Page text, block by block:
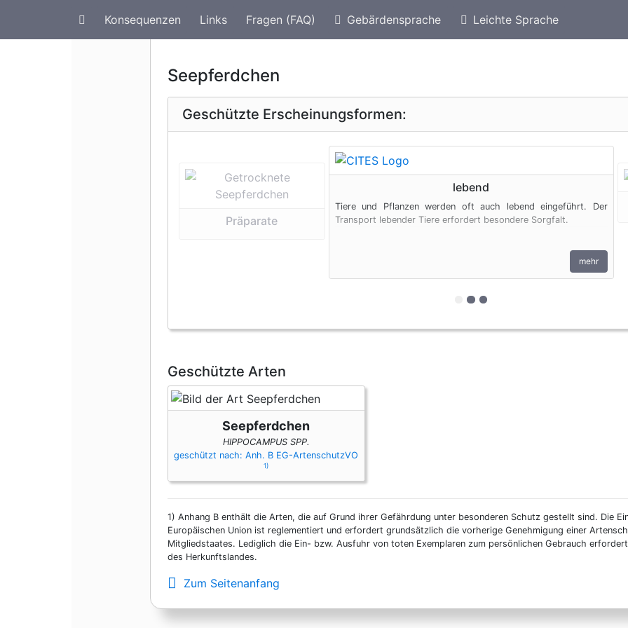
Konsequenzen Links Fragen (FAQ) Gebärdensprache Leichte Sprache
Seepferdchen
Geschützte Erscheinungsformen:
Vorherige geschützte Erscheinungsform
Präparate
lebend
Tiere und Pflanzen werden oft auch lebend eingeführt. Der
Transport lebender Tiere erfordert besondere Sorgfalt.
mehr
zur 1. geschützten
zur 2. geschützten
zur 3. geschützten
Geschützte Arten
Seepferdchen
HIPPOCAMPUS SPP.
geschützt nach: Anh. B EG-ArtenschutzVO
1)
1) Anhang B enthält die Arten, die auf Grund ihrer Gefährdung unter besonderen Schutz gestellt sind. Die
Europäischen Union ist reglementiert und erfordert grundsätzlich die vorherige Genehmigung einer
Mitgliedstaates. Lediglich die Ein- bzw. Ausfuhr von toten Exemplaren zum persönlichen Gebrauch
des Herkunftslandes.
Zum Seitenanfang